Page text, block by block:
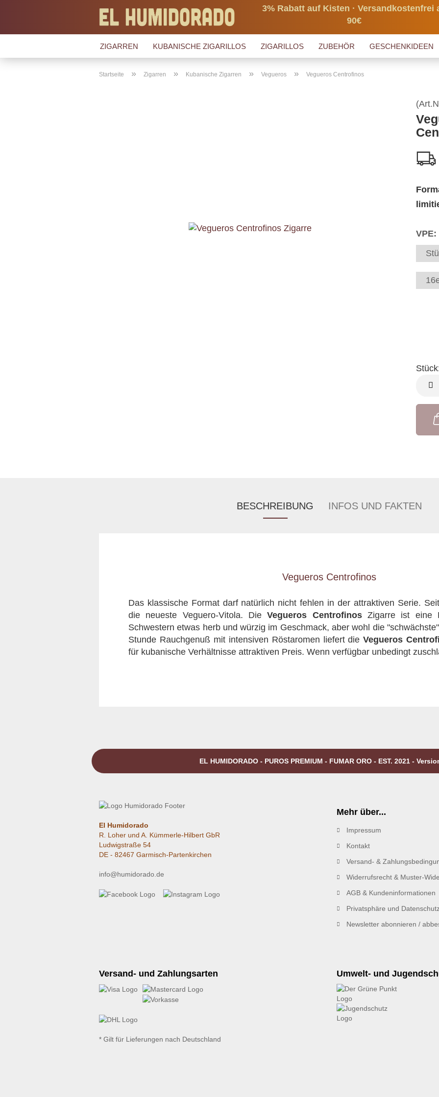
3% Rabatt auf Kisten · Versandkostenfrei
90€
ZIGARREN KUBANISCHE ZIGARILLOS ZIGARILLOS ZUBEHÖR GESCHENKIDEEN
Startseite » Zigarren » Kubanische Zigarren » Vegueros » Vegueros Centrofinos
VPE:
Stück
BESCHREIBUNG INFOS UND FAKTEN
Vegueros Centrofinos
Das klassische Format darf natürlich nicht fehlen in der attraktiven Serie.
die neueste Veguero-Vitola. DieVegueros CentrofinosZigarre ist eine
Schwestern etwas herb und würzig im Geschmack, aber wohl die
Stunde Rauchgenuß mit intensiven Röstaromen liefert dieVegueros
für kubanische Verhältnisse attraktiven Preis. Wenn verfügbar unbedingt
EL HUMIDORADO - PUROS PREMIUM - FUMAR ORO - EST. 2021 -
El Humidorado
R. Loher und A. Kümmerle-Hilbert GbR
Ludwigstraße 54
DE - 82467 Garmisch-Partenkirchen
info@humidorado.de
Mehr über...
Impressum
Kontakt
Versand- &
Widerrufsrecht & Muster-
AGB & Kundeninformationen
Privatsphäre und Datenschutz
Newsletter abonnieren /
Versand- und Zahlungsarten
* Gilt für Lieferungen nach Deutschland
Umwelt- und